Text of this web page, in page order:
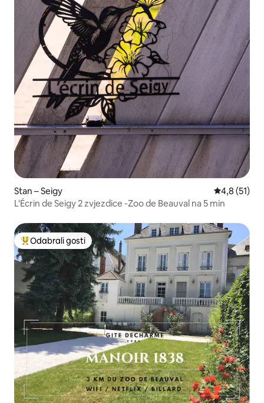
Stan – Seigy Prosječna
4,8 (51)
L'Écrin de Seigy 2 zvjezdice -Zoo de Beauval na 5 min
Među najviše rangiranima s oznakom „Odabrali gosti”
Odabrali gosti